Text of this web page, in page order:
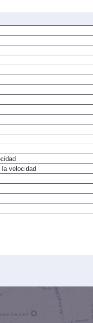
velocidad